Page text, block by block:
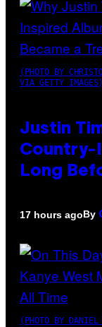
(PHOTO BY
VIA GETTY IMAGES)
Justin
Country-
Long
17 hours agoBy
(PHOTO BY DANIEL